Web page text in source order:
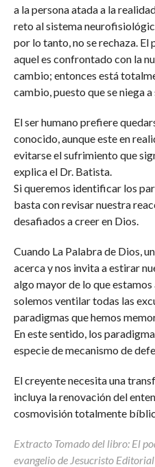
a la persona atada a la
reto al sistema
por lo tanto, no se rechaza. El
aquel es confrontado con la
cambio; entonces está
cambio, puesto que se niega a
El ser humano prefiere
conocido, aunque este en
evitarse el sufrimiento que
explica el Dr. Batista.
Si queremos identificar los
basta con revisar nuestra
desafiados a creer en Dios.
Cuando La Palabra de Dios,
acerca y nos invita a estirar
algo mayor de lo que
solemos ventilar todas las
paradigmas que hemos
En este sentido, los
especie de mecanismo de
El creyente necesita una
incluya la renovación del
cosmovisión totalmente
Extracto Tomado del libro: El
evangelio de Jesucristo